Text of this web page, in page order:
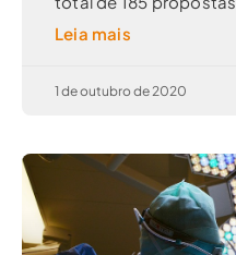
Leia mais
1 de outubro de 2020